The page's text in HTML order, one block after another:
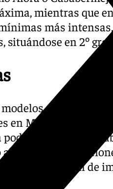
mientras que
mínimas más
situándose en 2º
no anticipan
en Málaga. Durante
podría generar
algunas
baja y no serían de